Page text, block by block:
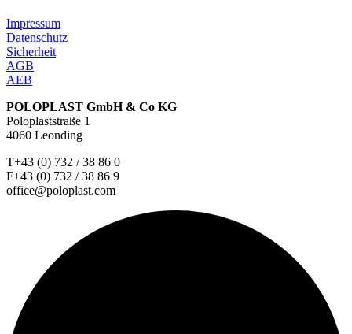
Impressum
Datenschutz
Sicherheit
AGB
AEB
POLOPLAST GmbH & Co KG
Poloplaststraße 1
4060 Leonding
T+43 (0) 732 / 38 86 0
F+43 (0) 732 / 38 86 9
office@poloplast.com